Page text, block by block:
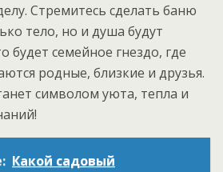
Стремитесь сделать баню
тело, но и душа будут
будет семейное гнездо, где
родные, близкие и друзья.
символом уюта, тепла и
Какой садовый